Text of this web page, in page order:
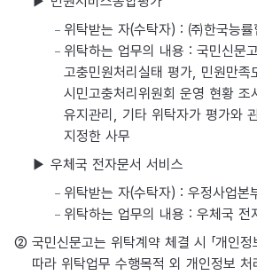
위탁받는 자(수탁자) : ㈜한국능률
위탁하는 업무의 내용 : 국민신문
고충민원처리실태 평가, 민원만족
시민고충처리위원회 운영 현황 조
유지관리, 기타 위탁자가 평가와
지정한 사무
▶ 우체국 전자문서 서비스
위탁받는 자(수탁자) : 우정사업본
위탁하는 업무의 내용 : 우체국 전
② 국민신문고는 위탁계약 체결 시 「개인정
따라 위탁업무 수행목적 외 개인정보 처